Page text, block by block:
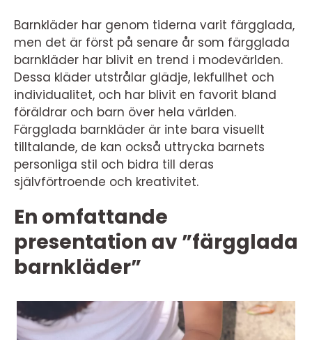
Barnkläder har genom tiderna varit färgglada,
men det är först på senare år som färgglada
barnkläder har blivit en trend i modevärlden.
Dessa kläder utstrålar glädje, lekfullhet och
individualitet, och har blivit en favorit bland
föräldrar och barn över hela världen.
Färgglada barnkläder är inte bara visuellt
tilltalande, de kan också uttrycka barnets
personliga stil och bidra till deras
självförtroende och kreativitet.
En omfattande
presentation av ”färgglada
barnkläder”